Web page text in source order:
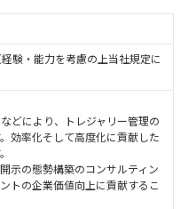
験・能力を考慮の上当社規定に
どにより、トレジャリー管理の
効率化そして高度化に貢献した
示の態勢構築のコンサルティン
トの企業価値向上に貢献するこ